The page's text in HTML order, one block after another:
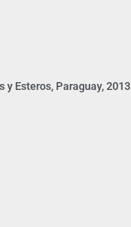
y Esteros, Paraguay, 2013